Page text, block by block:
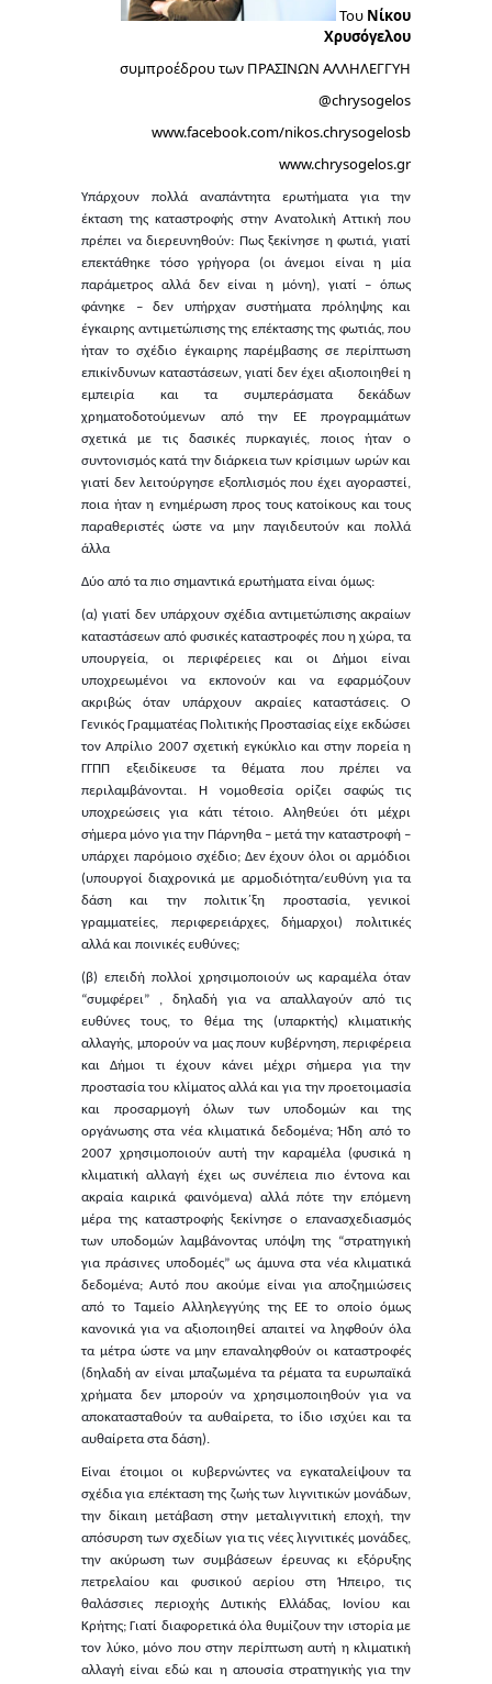
Του Νίκου
Χρυσόγελου
συμπροέδρου των ΠΡΑΣΙΝΩΝ ΑΛΛΗΛΕΓΓΥΗ
@chrysogelos
www.facebook.com/nikos.chrysogelosb
www.chrysogelos.gr
Υπάρχουν πολλά αναπάντητα ερωτήματα για την
έκταση της καταστροφής στην Ανατολική Αττική που
πρέπει να διερευνηθούν: Πως ξεκίνησε η φωτιά, γιατί
επεκτάθηκε τόσο γρήγορα (οι άνεμοι είναι η μία
παράμετρος αλλά δεν είναι η μόνη), γιατί – όπως
φάνηκε – δεν υπήρχαν συστήματα πρόληψης και
έγκαιρης αντιμετώπισης της επέκτασης της φωτιάς, που
ήταν το σχέδιο έγκαιρης παρέμβασης σε περίπτωση
επικίνδυνων καταστάσεων, γιατί δεν έχει αξιοποιηθεί η
εμπειρία και τα συμπεράσματα δεκάδων
χρηματοδοτούμενων από την ΕΕ προγραμμάτων
σχετικά με τις δασικές πυρκαγιές, ποιος ήταν ο
συντονισμός κατά την διάρκεια των κρίσιμων ωρών και
γιατί δεν λειτούργησε εξοπλισμός που έχει αγοραστεί,
ποια ήταν η ενημέρωση προς τους κατοίκους και τους
παραθεριστές ώστε να μην παγιδευτούν και πολλά
άλλα
Δύο από τα πιο σημαντικά ερωτήματα είναι όμως:
(α) γιατί δεν υπάρχουν σχέδια αντιμετώπισης ακραίων
καταστάσεων από φυσικές καταστροφές που η χώρα, τα
υπουργεία, οι περιφέρειες και οι Δήμοι είναι
υποχρεωμένοι να εκπονούν και να εφαρμόζουν
ακριβώς όταν υπάρχουν ακραίες καταστάσεις. Ο
Γενικός Γραμματέας Πολιτικής Προστασίας είχε εκδώσει
τον Απρίλιο 2007 σχετική εγκύκλιο και στην πορεία η
ΓΓΠΠ εξειδίκευσε τα θέματα που πρέπει να
περιλαμβάνονται. Η νομοθεσία ορίζει σαφώς τις
υποχρεώσεις για κάτι τέτοιο. Αληθεύει ότι μέχρι
σήμερα μόνο για την Πάρνηθα – μετά την καταστροφή –
υπάρχει παρόμοιο σχέδιο; Δεν έχουν όλοι οι αρμόδιοι
(υπουργοί διαχρονικά με αρμοδιότητα/ευθύνη για τα
δάση και την πολιτικ΄ξη προστασία, γενικοί
γραμματείες, περιφερειάρχες, δήμαρχοι) πολιτικές
αλλά και ποινικές ευθύνες;
(β) επειδή πολλοί χρησιμοποιούν ως καραμέλα όταν
“συμφέρει” , δηλαδή για να απαλλαγούν από τις
ευθύνες τους, το θέμα της (υπαρκτής) κλιματικής
αλλαγής, μπορούν να μας πουν κυβέρνηση, περιφέρεια
και Δήμοι τι έχουν κάνει μέχρι σήμερα για την
προστασία του κλίματος αλλά και για την προετοιμασία
και προσαρμογή όλων των υποδομών και της
οργάνωσης στα νέα κλιματικά δεδομένα; Ήδη από το
2007 χρησιμοποιούν αυτή την καραμέλα (φυσικά η
κλιματική αλλαγή έχει ως συνέπεια πιο έντονα και
ακραία καιρικά φαινόμενα) αλλά πότε την επόμενη
μέρα της καταστροφής ξεκίνησε ο επανασχεδιασμός
των υποδομών λαμβάνοντας υπόψη της “στρατηγική
για πράσινες υποδομές” ως άμυνα στα νέα κλιματικά
δεδομένα; Αυτό που ακούμε είναι για αποζημιώσεις
από το Ταμείο Αλληλεγγύης της ΕΕ το οποίο όμως
κανονικά για να αξιοποιηθεί απαιτεί να ληφθούν όλα
τα μέτρα ώστε να μην επαναληφθούν οι καταστροφές
(δηλαδή αν είναι μπαζωμένα τα ρέματα τα ευρωπαϊκά
χρήματα δεν μπορούν να χρησιμοποιηθούν για να
αποκατασταθούν τα αυθαίρετα, το ίδιο ισχύει και τα
αυθαίρετα στα δάση).
Είναι έτοιμοι οι κυβερνώντες να εγκαταλείψουν τα
σχέδια για επέκταση της ζωής των λιγνιτικών μονάδων,
την δίκαιη μετάβαση στην μεταλιγνιτική εποχή, την
απόσυρση των σχεδίων για τις νέες λιγνιτικές μονάδες,
την ακύρωση των συμβάσεων έρευνας κι εξόρυξης
πετρελαίου και φυσικού αερίου στη Ήπειρο, τις
θαλάσσιες περιοχής Δυτικής Ελλάδας, Ιονίου και
Κρήτης; Γιατί διαφορετικά όλα θυμίζουν την ιστορία με
τον λύκο, μόνο που στην περίπτωση αυτή η κλιματική
αλλαγή είναι εδώ και η απουσία στρατηγικής για την